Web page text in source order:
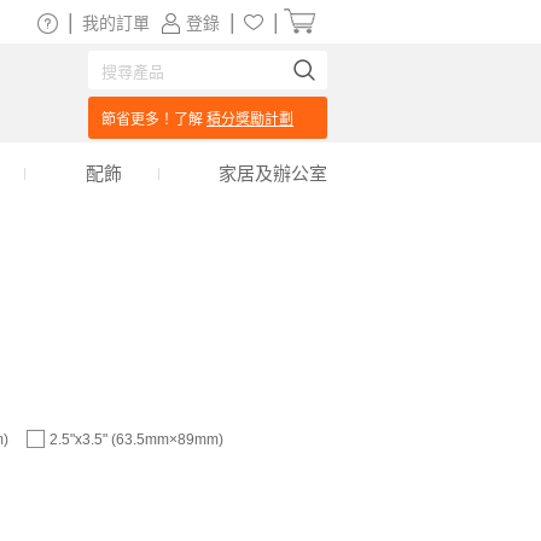
2.5"x3.5" (63.5mm×89mm)
登錄
我的訂單
節省更多！了解 積分獎勵計劃
配飾 家居及辦公室